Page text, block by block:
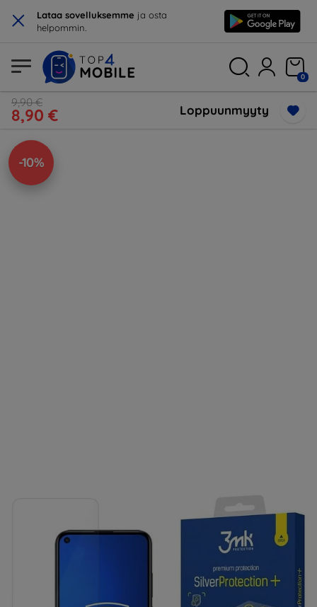
× Lataa sovelluksemme ja osta
helpommin.
0
9,90 €
8,90 € Loppuunmyyty
-10%